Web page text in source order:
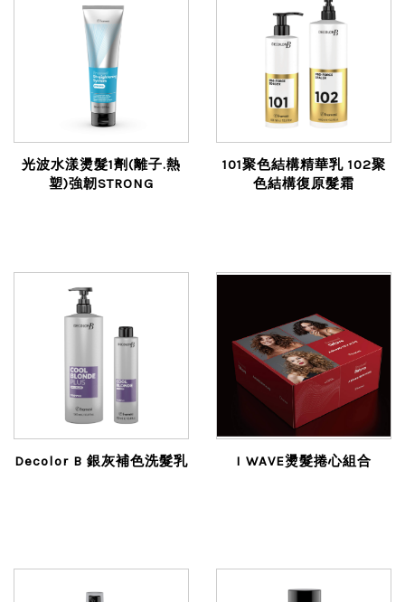
光波水漾燙髮1劑(離子.熱
塑)強韌STRONG
101聚色結構精華乳 102聚
色結構復原髮霜
Decolor B 銀灰補色洗髮乳 I WAVE燙髮捲心組合